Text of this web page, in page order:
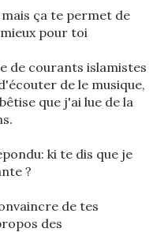
ça te permet de
pour toi
de courants islamistes
de le musique,
que j'ai lue de la
ki te dis que je
?
de tes
des